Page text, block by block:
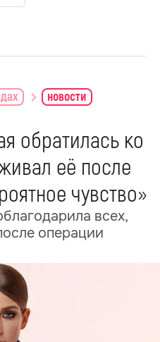
новости
обратилась ко
её после
чувство»
всех,
операции